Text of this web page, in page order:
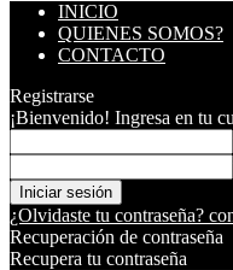
INICIO
QUIENES SOMOS?
CONTACTO
Registrarse
¡Bienvenido! Ingresa en tu
¿Olvidaste tu contraseña?
Recuperación de contraseña
Recupera tu contraseña